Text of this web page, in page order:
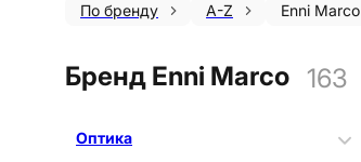
По бренду A-Z Enni Marco
Бренд Enni Marco 163
Оптика